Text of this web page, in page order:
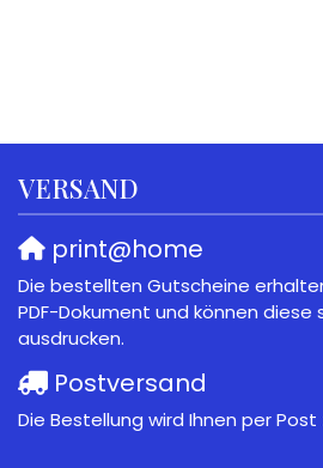
VERSAND
print@home
Die bestellten Gutscheine
PDF-Dokument und können
ausdrucken.
Postversand
Die Bestellung wird Ihnen per